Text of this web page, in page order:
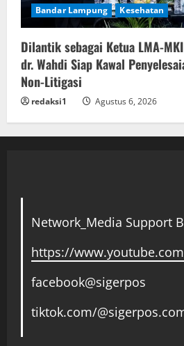
Bandar Lampung Kesehatan
Dilantik sebagai Ketua LMA-
dr. Wahdi Siap Kawal
Non-Litigasi
redaksi1 Agustus 6, 2026
Network_Media Support
https://
facebook@sigerpos
tiktok.com/